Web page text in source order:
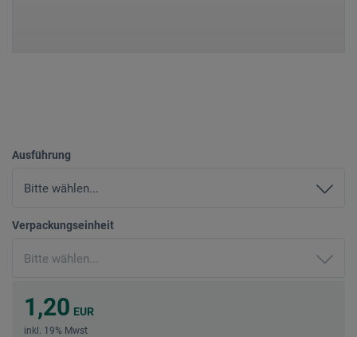
Ausführung
Verpackungseinheit
1,20 EUR
inkl. 19% Mwst